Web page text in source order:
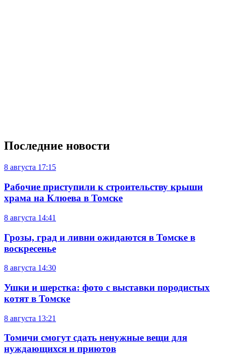
Последние новости
8 августа 17:15
Рабочие приступили к строительству крыши
храма на Клюева в Томске
8 августа 14:41
Грозы, град и ливни ожидаются в Томске в
воскресенье
8 августа 14:30
Ушки и шерстка: фото с выставки породистых
котят в Томске
8 августа 13:21
Томичи смогут сдать ненужные вещи для
нуждающихся и приютов